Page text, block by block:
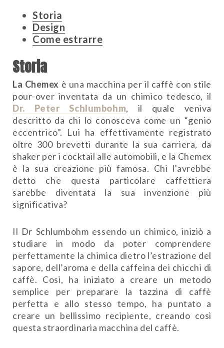
Storia
Design
Come estrarre
Storia
La Chemex è una macchina per il caffè con stile
pour-over inventata da un chimico tedesco, il
Dr. Peter Schlumbohm, il quale veniva
descritto da chi lo conosceva come un “genio
eccentrico”. Lui ha effettivamente registrato
oltre 300 brevetti durante la sua carriera, da
shaker per i cocktail alle automobili, e la Chemex
è la sua creazione più famosa. Chi l’avrebbe
detto che questa particolare caffettiera
sarebbe diventata la sua invenzione più
significativa?
Il Dr Schlumbohm essendo un chimico, iniziò a
studiare in modo da poter comprendere
perfettamente la chimica dietro l’estrazione del
sapore, dell’aroma e della caffeina dei chicchi di
caffè. Cosi, ha iniziato a creare un metodo
semplice per preparare la tazzina di caffè
perfetta e allo stesso tempo, ha puntato a
creare un bellissimo recipiente, creando così
questa straordinaria macchina del caffè.